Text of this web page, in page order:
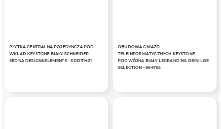
PŁYTKA CENTRALNA POJEDYNCZA POD
WKŁAD KEYSTONE BIAŁY SCHNEIDER
SEDNA DESIGN&ELEMENTS - SDD111421
OBUDOWA GNIAZD
TELEINFORMATYCZNYCH KEYSTONE
PODWÓJNA BIAŁY LEGRAND NILOE/NILOE
SELECTION - 664765